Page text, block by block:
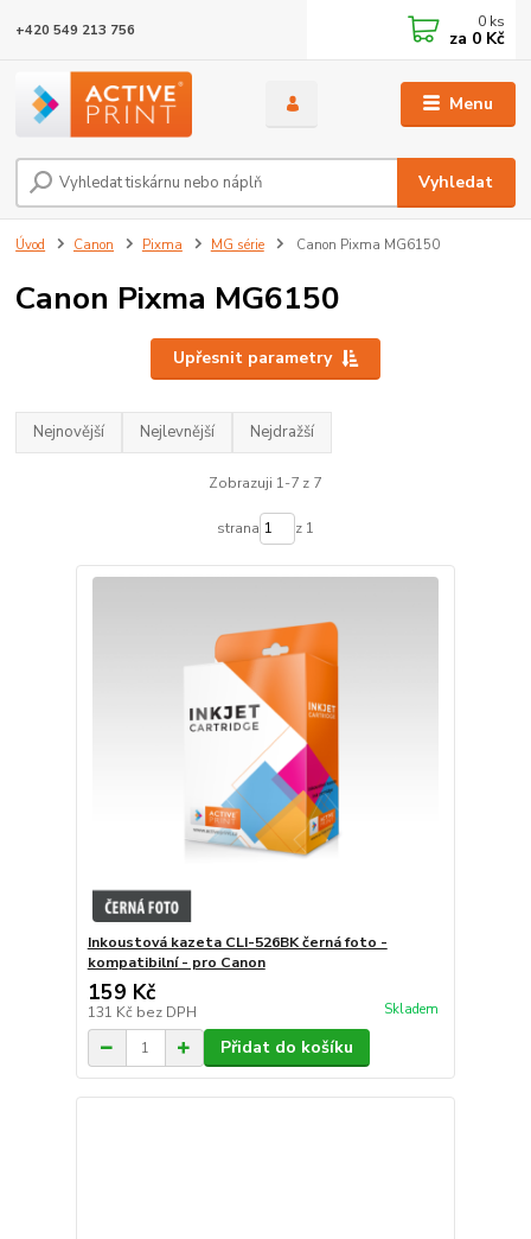
Menu
Vyhledat
+420 549 213 756 0 ks
za 0 Kč
Úvod Canon Pixma MG série Canon Pixma MG6150
Canon Pixma MG6150
Upřesnit parametry
Nejnovější Nejlevnější Nejdražší
Zobrazuji 1-7 z 7
strana z 1
Inkoustová kazeta CLI-526BK černá foto -
kompatibilní - pro Canon
159 Kč
131 Kč bez DPH Skladem
Přidat do košíku